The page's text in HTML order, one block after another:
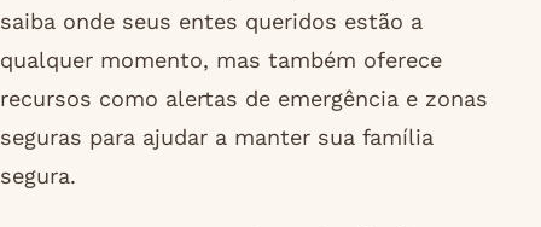
saiba onde seus entes queridos estão a
qualquer momento, mas também oferece
recursos como alertas de emergência e zonas
seguras para ajudar a manter sua família
segura.